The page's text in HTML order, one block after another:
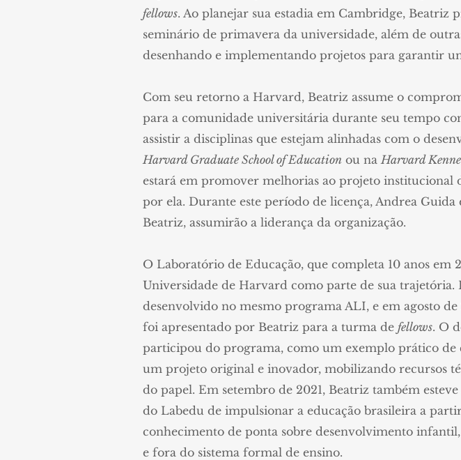
fellows. Ao planejar sua estadia em Cambridge, Beatriz
seminário de primavera da universidade, além de
desenhando e implementando projetos para garantir
Com seu retorno a Harvard, Beatriz assume o
para a comunidade universitária durante seu tempo
assistir a disciplinas que estejam alinhadas com o
Harvard Graduate School of Educationou naHarvard
estará em promover melhorias ao projeto
por ela. Durante este período de licença, Andrea
Beatriz, assumirão a liderança da organização.
O Laboratório de Educação, que completa 10 anos
Universidade de Harvard como parte de sua trajetória.
desenvolvido no mesmo programa ALI, e em agosto de
foi apresentado por Beatriz para a turma de fellows. O
participou do programa, como um exemplo prático de
um projeto original e inovador, mobilizando recursos
do papel. Em setembro de 2021, Beatriz também
do Labedu de impulsionar a educação brasileira a
conhecimento de ponta sobre desenvolvimento
e fora do sistema formal de ensino.